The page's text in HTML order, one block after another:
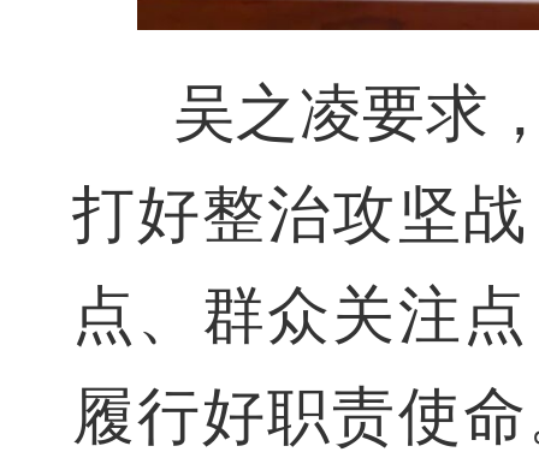
吴之凌要求
打好整治攻坚
点、群众关注
履行好职责使